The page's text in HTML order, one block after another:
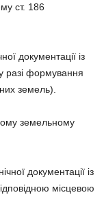
ст. 186
документації із
разі формування
земель).
земельному
документації із
місцевою